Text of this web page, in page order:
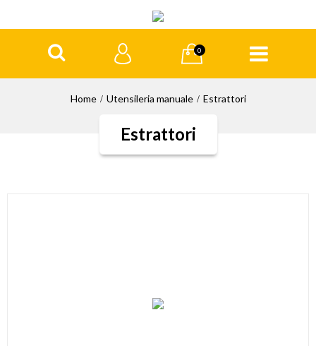
0
Home Utensileria manuale Estrattori
Estrattori